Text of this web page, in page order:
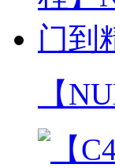
【